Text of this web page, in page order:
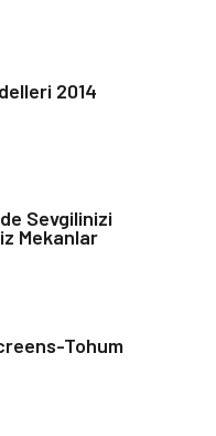
Kültür
2014
Sevgilinizi
Mekanlar
Tohum